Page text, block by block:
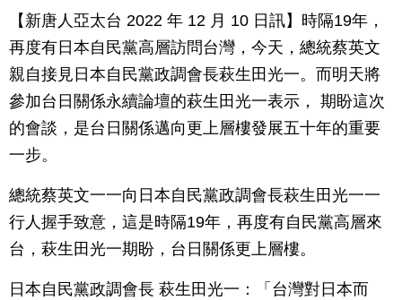
【新唐人亞太台 2022 年 12 月 10 日訊】時隔19年，
再度有日本自民黨高層訪問台灣，今天，總統蔡英文
親自接見日本自民黨政調會長萩生田光一。而明天將
參加台日關係永續論壇的萩生田光一表示， 期盼這次
的會談，是台日關係邁向更上層樓發展五十年的重要
一步。
總統蔡英文一一向日本自民黨政調會長萩生田光一一
行人握手致意，這是時隔19年，再度有自民黨高層來
台，萩生田光一期盼，台日關係更上層樓。
日本自民黨政調會長 萩生田光一：「台灣對日本而